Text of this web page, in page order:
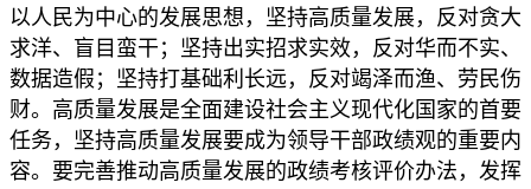
以人民为中心的发展思想，坚持高质量发展，反对贪大
求洋、盲目蛮干；坚持出实招求实效，反对华而不实、
数据造假；坚持打基础利长远，反对竭泽而渔、劳民伤
财。高质量发展是全面建设社会主义现代化国家的首要
任务，坚持高质量发展要成为领导干部政绩观的重要内
容。要完善推动高质量发展的政绩考核评价办法，发挥